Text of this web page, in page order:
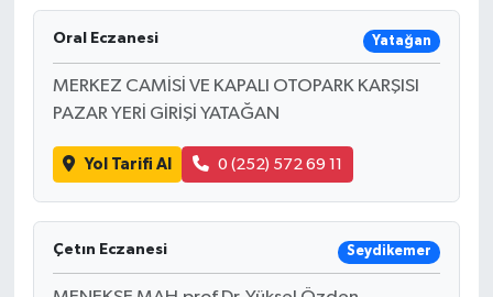
Oral Eczanesi Yatağan
MERKEZ CAMİSİ VE KAPALI OTOPARK KARŞISI
PAZAR YERİ GİRİŞİ YATAĞAN
Yol Tarifi Al 0 (252) 572 69 11
Çetın Eczanesi Seydikemer